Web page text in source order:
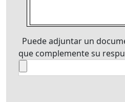
-
-
-
-
-
-
-
-
-
-
-
-
-
-
-
-
-
-
-
-
Puede adjuntar un
que complemente su